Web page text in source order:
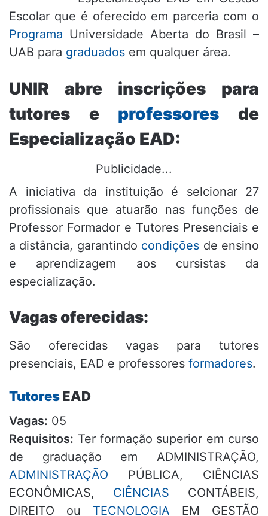
Escolar que é oferecido em parceria com o
Programa Universidade Aberta do Brasil –
UAB para graduados em qualquer área.
UNIR abre inscrições para
tutores e professores de
Especialização EAD:
Publicidade...
A iniciativa da instituição é selcionar 27
profissionais que atuarão nas funções de
Professor Formador e Tutores Presenciais e
a distância, garantindo condições de ensino
e aprendizagem aos cursistas da
especialização.
Vagas oferecidas:
São oferecidas vagas para tutores
presenciais, EAD e professores formadores.
TutoresEAD
Vagas: 05
Requisitos: Ter formação superior em curso
de graduação em ADMINISTRAÇÃO,
ADMINISTRAÇÃO PÚBLICA, CIÊNCIAS
ECONÔMICAS, CIÊNCIAS CONTÁBEIS,
DIREITO ou TECNOLOGIA EM GESTÃO